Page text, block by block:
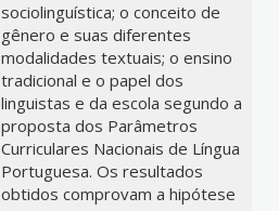
sociolinguística; o conceito de
gênero e suas diferentes
modalidades textuais; o ensino
tradicional e o papel dos
linguistas e da escola segundo a
proposta dos Parâmetros
Curriculares Nacionais de Língua
Portuguesa. Os resultados
obtidos comprovam a hipótese